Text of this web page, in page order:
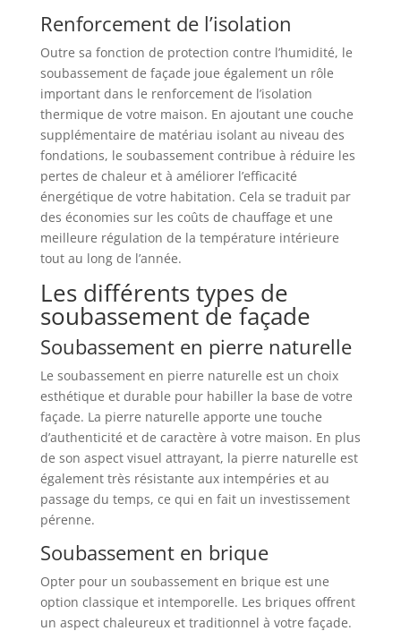
Renforcement de l’isolation
Outre sa fonction de protection contre l’humidité, le
soubassement de façade joue également un rôle
important dans le renforcement de l’isolation
thermique de votre maison. En ajoutant une couche
supplémentaire de matériau isolant au niveau des
fondations, le soubassement contribue à réduire les
pertes de chaleur et à améliorer l’efficacité
énergétique de votre habitation. Cela se traduit par
des économies sur les coûts de chauffage et une
meilleure régulation de la température intérieure
tout au long de l’année.
Les différents types de
soubassement de façade
Soubassement en pierre naturelle
Le soubassement en pierre naturelle est un choix
esthétique et durable pour habiller la base de votre
façade. La pierre naturelle apporte une touche
d’authenticité et de caractère à votre maison. En plus
de son aspect visuel attrayant, la pierre naturelle est
également très résistante aux intempéries et au
passage du temps, ce qui en fait un investissement
pérenne.
Soubassement en brique
Opter pour un soubassement en brique est une
option classique et intemporelle. Les briques offrent
un aspect chaleureux et traditionnel à votre façade.